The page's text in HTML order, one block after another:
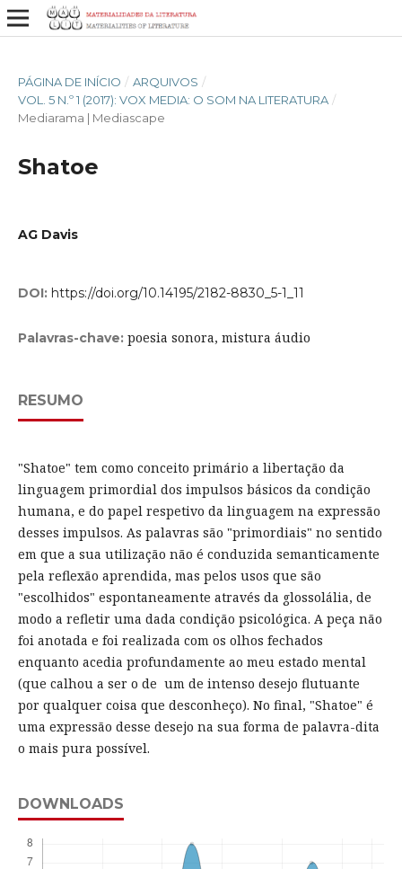
PÁGINA DE INÍCIO / ARQUIVOS /
VOL. 5 N.º 1 (2017): VOX MEDIA: O SOM NA LITERATURA /
Mediarama | Mediascape
Shatoe
AG Davis
DOI: https://doi.org/10.14195/2182-8830_5-1_11
Palavras-chave: poesia sonora, mistura áudio
RESUMO
"Shatoe" tem como conceito primário a libertação da
linguagem primordial dos impulsos básicos da condição
humana, e do papel respetivo da linguagem na expressão
desses impulsos. As palavras são "primordiais" no sentido
em que a sua utilização não é conduzida semanticamente
pela reflexão aprendida, mas pelos usos que são
"escolhidos" espontaneamente através da glossolália, de
modo a refletir uma dada condição psicológica. A peça não
foi anotada e foi realizada com os olhos fechados
enquanto acedia profundamente ao meu estado mental
(que calhou a ser o de um de intenso desejo flutuante
por qualquer coisa que desconheço). No final, "Shatoe" é
uma expressão desse desejo na sua forma de palavra-dita
o mais pura possível.
DOWNLOADS